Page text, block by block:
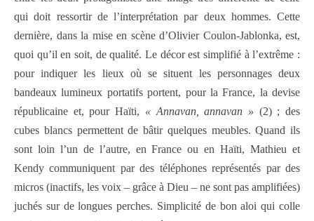
qui doit ressortir de l’interprétation par deux hommes. Cette
dernière, dans la mise en scène d’Olivier Coulon-Jablonka, est,
quoi qu’il en soit, de qualité. Le décor est simplifié à l’extrême :
pour indiquer les lieux où se situent les personnages deux
bandeaux lumineux portatifs portent, pour la France, la devise
républicaine et, pour Haïti, « Annavan, annavan » (2) ; des
cubes blancs permettent de bâtir quelques meubles. Quand ils
sont loin l’un de l’autre, en France ou en Haïti, Mathieu et
Kendy communiquent par des téléphones représentés par des
micros (inactifs, les voix – grâce à Dieu – ne sont pas amplifiées)
juchés sur de longues perches. Simplicité de bon aloi qui colle